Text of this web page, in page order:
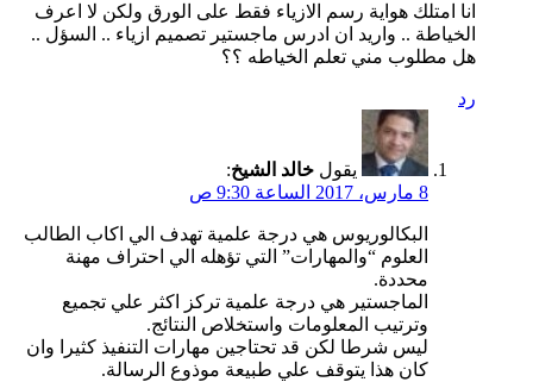
انا امتلك هواية رسم الازياء فقط على الورق ولكن لا اعرف
الخياطة .. واريد ان ادرس ماجستير تصميم ازياء .. السؤل ..
هل مطلوب مني تعلم الخياطه ؟؟
رد
يقول خالد الشيخ:
8 مارس، 2017 الساعة 9:30 ص
البكالوريوس هي درجة علمية تهدف الي اكاب الطالب
العلوم “والمهارات” التي تؤهله الي احتراف مهنة
محددة.
الماجستير هي درجة علمية تركز اكثر علي تجميع
وترتيب المعلومات واستخلاص النتائج.
ليس شرطا لكن قد تحتاجين مهارات التنفيذ كثيرا وان
كان هذا يتوقف علي طبيعة موذوع الرسالة.